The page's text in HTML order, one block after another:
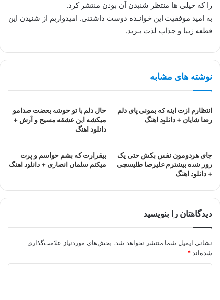
را که خیلی ها منتظر شنیدن آن بودن منتشر کرد.
به امید موفقیت این خواننده دوست داشتنی. امیدواریم از شنیدن این
قطعه زیبا و جذاب لذت ببرید.
نوشته های مشابه
انتظارم ازت اینه که بمونی پای دلم
رضا شایان + دانلود اهنگ
حال دلم با تو خوشه بغضت صدامو
میکشه این عشقه مسیح و آرش +
دانلود اهنگ
جای هردومون نفس بکش حتی یک
روز شده بیشترم علیرضا طلیسچی
+ دانلود اهنگ
بیقرارت که بشم حواسم و پرت
میکنم سلمان انصاری + دانلود اهنگ
دیدگاهتان را بنویسید
نشانی ایمیل شما منتشر نخواهد شد. بخش‌های موردنیاز علامت‌گذاری
شده‌اند *